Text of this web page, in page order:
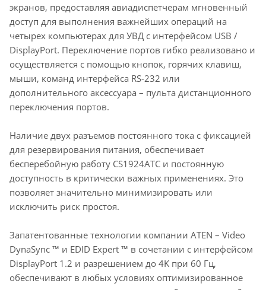
экранов, предоставляя авиадиспетчерам мгновенный
доступ для выполнения важнейших операций на
четырех компьютерах для УВД с интерфейсом USB /
DisplayPort. Переключение портов гибко реализовано и
осуществляется с помощью кнопок, горячих клавиш,
мыши, команд интерфейса RS-232 или
дополнительного аксессуара – пульта дистанционного
переключения портов.
Наличие двух разъемов постоянного тока с фиксацией
для резервирования питания, обеспечивает
бесперебойную работу CS1924ATC и постоянную
доступность в критически важных применениях. Это
позволяет значительно минимизировать или
исключить риск простоя.
Запатентованные технологии компании ATEN – Video
DynaSync ™ и EDID Expert ™ в сочетании с интерфейсом
DisplayPort 1.2 и разрешением до 4K при 60 Гц,
обеспечивают в любых условиях оптимизированное